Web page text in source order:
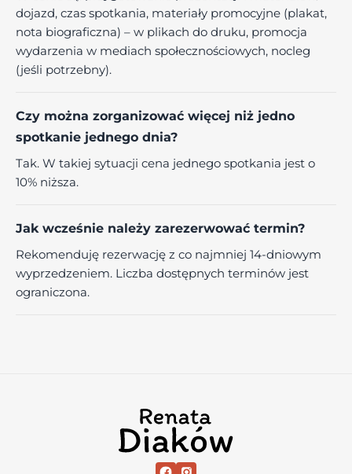
dojazd, czas spotkania, materiały promocyjne (plakat,
nota biograficzna) – w plikach do druku, promocja
wydarzenia w mediach społecznościowych, nocleg
(jeśli potrzebny).
Czy można zorganizować więcej niż jedno
spotkanie jednego dnia?
Tak. W takiej sytuacji cena jednego spotkania jest o
10% niższa.
Jak wcześnie należy zarezerwować termin?
Rekomenduję rezerwację z co najmniej 14-dniowym
wyprzedzeniem. Liczba dostępnych terminów jest
ograniczona.